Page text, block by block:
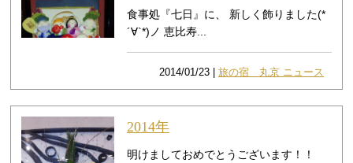
食事処『七日』に、 新しく飾りました(*
´∀`*)ノ 恵比寿...
2014/01/23 |旅の宿 丸京 ニュース
2014年
明けましておめでとうございます！！